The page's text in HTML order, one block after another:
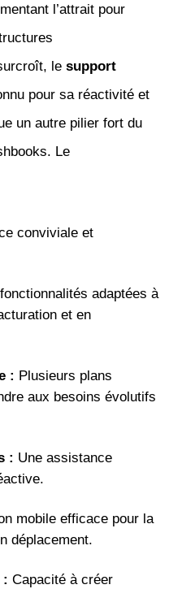
l’attrait pour
le support
pour sa réactivité et
un autre pilier fort du
Le
conviviale et
adaptées à
et en
: Plusieurs plans
aux besoins évolutifs
: Une assistance
mobile efficace pour la
déplacement.
: Capacité à créer